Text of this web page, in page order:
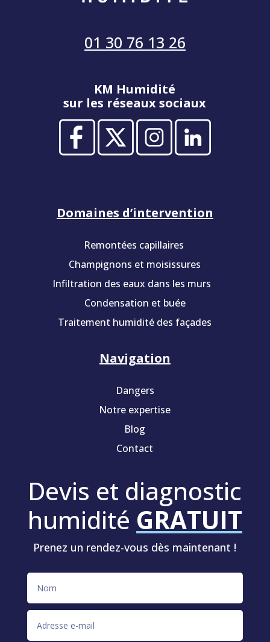
01 30 76 13 26
KM Humidité
sur les réseaux sociaux
Domaines d’intervention
Remontées capillaires
Champignons et moisissures
Infiltration des eaux dans les murs
Condensation et buée
Traitement humidité des façades
Navigation
Dangers
Notre expertise
Blog
Contact
Devis et diagnostic
humidité GRATUIT
Prenez un rendez-vous dès maintenant !